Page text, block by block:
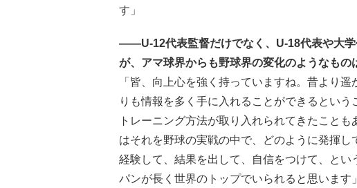
す」
――U-12代表監督だけでなく、U-18代表や大
が、アマ球界からも野球界の変化のようなもの
「皆、向上心を強く持っていますね。昔より
りも情報を多く手に入れることができるとい
トレーニング方法が取り入れられてきたこと
はそれを野球の実戦の中で、どのように発揮
経験して、結果を出して、自信をつけて、と
パンが長く世界のトップでいられると思います」